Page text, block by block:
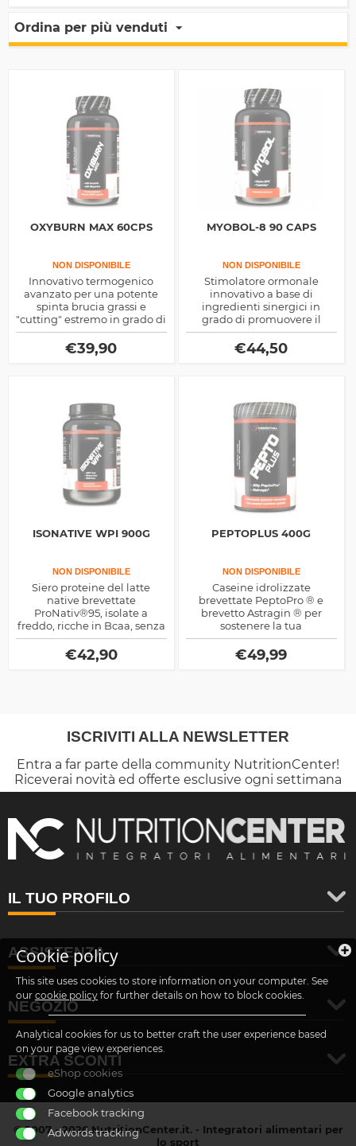
Ordina per più venduti
OXYBURN MAX 60CPS
NON DISPONIBILE
Innovativo termogenico
avanzato per una potente
spinta brucia grassi e
"cutting" estremo in grado di
favorire perdita di peso e
definizione muscolare.
€39,90
MYOBOL-8 90 CAPS
NON DISPONIBILE
Stimolatore ormonale
innovativo a base di
ingredienti sinergici in
grado di promuovere il
rilascio endogeno degli
ormoni anabolici GH e
Testosterone
€44,50
ISONATIVE WPI 900G
NON DISPONIBILE
Siero proteine del latte
native brevettate
ProNativ®95, isolate a
freddo, ricche in Bcaa, senza
glutine, zuccheri aggiunti,
colesterolo, ed arricchite in
Astragin®
€42,90
PEPTOPLUS 400G
NON DISPONIBILE
Caseine idrolizzate
brevettate PeptoPro ® e
brevetto Astragin ® per
sostenere la tua
performance e ottimizzare il
recupero
€49,99
ISCRIVITI ALLA NEWSLETTER
Entra a far parte della community NutritionCenter!
Riceverai novità ed offerte esclusive ogni settimana
IL TUO PROFILO
ASSISTENZA
NEGOZIO
EXTRA SCONTI
© 2007 - 2026 NutritionCenter.it. - Integratori alimentari per
lo sport
Cookie policy
This site uses cookies to store information on your computer. See
our cookie policy for further details on how to block cookies.
Analytical cookies for us to better craft the user experience based
on your page view experiences.
eShop cookies
Google analytics
Facebook tracking
Adwords tracking